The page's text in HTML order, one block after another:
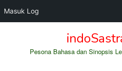
Masuk Log
Pesona Bahasa dan Sinopsis